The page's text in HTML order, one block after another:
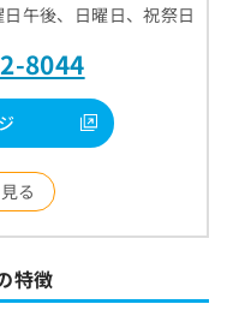
午後、日曜日、祝祭日
8044
る
特徴